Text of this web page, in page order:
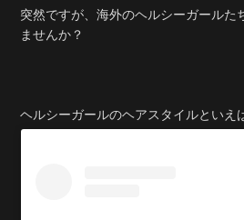
突然ですが、海外のヘルシーガールた
ませんか？
ヘルシーガールのヘアスタイルといえ